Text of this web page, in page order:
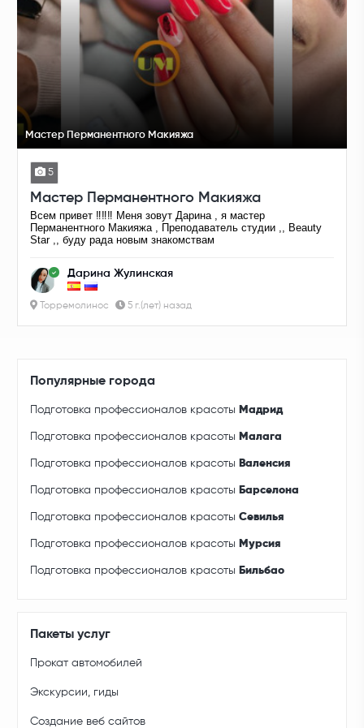
Мастер Перманентного Макияжа
5
Мастер Перманентного Макияжа
Всем привет ‼️‼️‼️ Меня зовут Дарина , я мастер
Перманентного Макияжа , Преподаватель студии ,, Beauty
Star ,, буду рада новым знакомствам
Дарина Жулинская
Торремолинос 5 г.(лет) назад
Популярные города
Подготовка профессионалов красоты Мадрид
Подготовка профессионалов красоты Малага
Подготовка профессионалов красоты Валенсия
Подготовка профессионалов красоты Барселона
Подготовка профессионалов красотыСевилья
Подготовка профессионалов красоты Мурсия
Подготовка профессионалов красоты Бильбао
Пакеты услуг
Прокат автомобилей
Экскурсии, гиды
Создание веб сайтов